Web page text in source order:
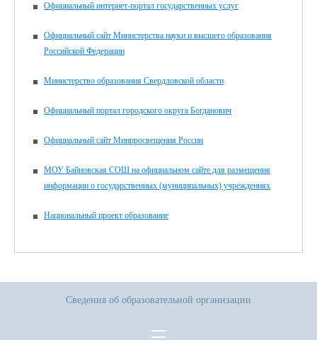
Официальный интернет-портал государственных услуг
Официальный сайт Министерства науки и высшего образования
Российской Федерации
Министерство образования Свердловской области
Официальный портал городского округа Богданович
Официальный сайт Минпросвещения России
МОУ Байновская СОШ на официальном сайте для размещения
информации о государственных (муниципальных) учреждениях
Национальный проект образование
Сведения об образовательной организации